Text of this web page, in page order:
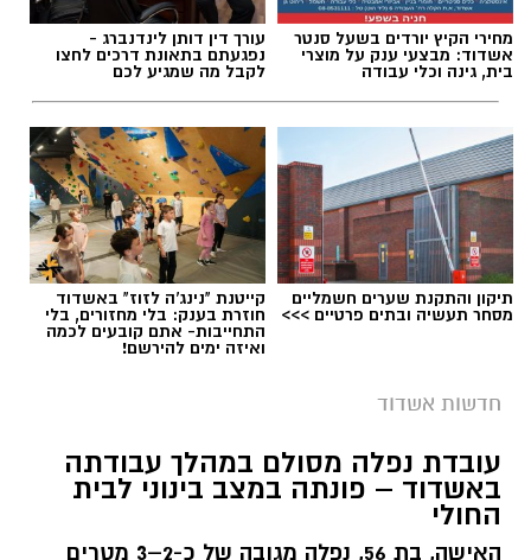
חוף לידו (משפחות) – מתקני ספורט ושעשועים,
חנייה גדולה חופשית, בר, בית ספר לגלישה וחנות
לציוד גלישה. בכל יום רביעי שוק אשדוד. מחוף לידו
יוצא המדרחוף
דגל אדום
חוף אורנים(משפחות) מתקני ספורט ושעשועים.
בית קפה/מסעדה פתוחים על החוף. פודטראקדגל
כדור, תאורת לילה, מרכז מסחרי שכולו מסעדות
מגוונות. חנות גלישה להשכרה. בכל יום שבת -
קדה המונית ושוק אמנים הצמודים לחוף.
עופר אשטוקר / 18:24 07.08.26
תגים: התהפכות רייזר באשדוד
מחירי הקיץ יורדים בשעל סנטר
אשדוד: מבצעי ענק על מוצרי
בית, גינה וכלי עבודה
עורך דין דותן לינדנברג -
נפגעתם בתאונת דרכים לחצו
לקבל מה שמגיע לכם
תיקון והתקנת שערים חשמליים
מסחר תעשיה ובתים פרטיים >>>
קייטנת "נינג'ה לזוז" באשדוד
חוזרת בענק: בלי מחזורים, בלי
התחייבות- אתם קובעים לכמה
ואיזה ימים להירשם!
חדשות אשדוד
עובדת נפלה מסולם במהלך עבודתה
באשדוד – פונתה במצב בינוני לבית
החולי
האישה, בת 56, נפלה מגובה של כ-2–3 מטרים